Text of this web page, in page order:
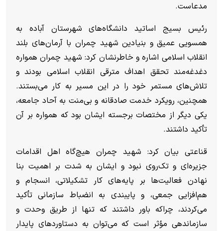
مدعاست.
رئیس بسیج اساتید دانشگاه‌های شهرستان آباده به
همسویی عمیق و بنیادین شهید چمران با آرمان‌های بلند
انقلاب اسلامی اشاره و خاطرنشان کرد: شهید چمران همواره
دغدغه‌مند تحقق اهداف مترقی انقلاب اسلامی بودند و
تلاش‌های مستمر خود را در این مسیر به کار می‌بستند.
همچنین، رویکرد خدمت صادقانه و بی‌منت به آحاد جامعه،
یکی دیگر از مختصات برجسته ایشان بود که همواره بر آن
تأکید داشتند.
قناعتی بیان کرد: شهید چمران هیچ‌گاه اهل اقدامات
جزیره‌ای و تک‌روی نبود و ایشان به شدت بر اهمیت بنا
نهادن فعالیت‌ها بر پایه‌های کار تشکیلاتی، انسجام و
هم‌افزایی جمعی، و پایبندی به انضباط سازمانی تأکید
می‌‌کردند، چراکه باور داشتند که تنها از طریق وحدت و
سازماندهی مؤثر است که می‌توان به دستاورد‌های پایدار